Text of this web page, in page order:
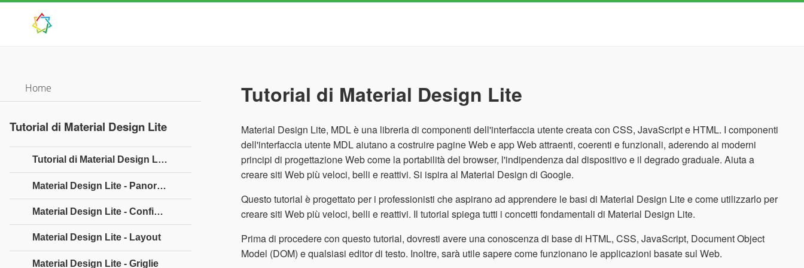
Tutorial di Material Design Lite
Material Design Lite, MDL è una libreria di componenti dell'interfaccia utente creata con CSS, JavaScript e HTML. I componenti
dell'interfaccia utente MDL aiutano a costruire pagine Web e app Web attraenti, coerenti e funzionali, aderendo ai moderni
principi di progettazione Web come la portabilità del browser, l'indipendenza dal dispositivo e il degrado graduale. Aiuta a
creare siti Web più veloci, belli e reattivi. Si ispira al Material Design di Google.
Questo tutorial è progettato per i professionisti che aspirano ad apprendere le basi di Material Design Lite e come utilizzarlo per
creare siti Web più veloci, belli e reattivi. Il tutorial spiega tutti i concetti fondamentali di Material Design Lite.
Prima di procedere con questo tutorial, dovresti avere una conoscenza di base di HTML, CSS, JavaScript, Document Object
Model (DOM) e qualsiasi editor di testo. Inoltre, sarà utile sapere come funzionano le applicazioni basate sul Web.
Home
Tutorial di Material Design Lite
Tutorial di Material Design Lite
Material Design Lite - Panoramica
Material Design Lite - Configurazione dell'ambiente
Material Design Lite - Layout
Material Design Lite - Griglie